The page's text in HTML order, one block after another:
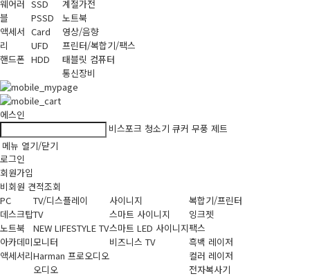
웨어러
블
액세서
리
핸드폰
SSD
PSSD
Card
UFD
HDD
계절가전
노트북
영상/음향
프린터/복합기/팩스
태블릿 컴퓨터
통신장비
에스인
비스포크 청소기 큐커 무풍 제트
메뉴 열기/닫기
로그인
회원가입
비회원 견적조회
PC
데스크탑
노트북
아카데미
액세서리
TV/디스플레이
TV
NEW LIFESTYLE TV
모니터
Harman 프로오디오
오디오
사이니지
스마트 사이니지
스마트 LED 사이니지
비즈니스 TV
복합기/프린터
잉크젯
팩스
흑백 레이저
컬러 레이저
전자복사기